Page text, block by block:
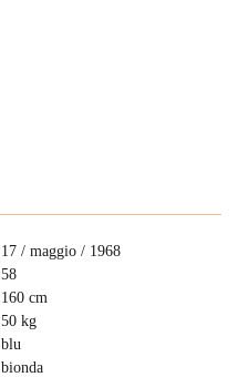
17 / maggio / 1968
58
160 cm
50 kg
blu
bionda